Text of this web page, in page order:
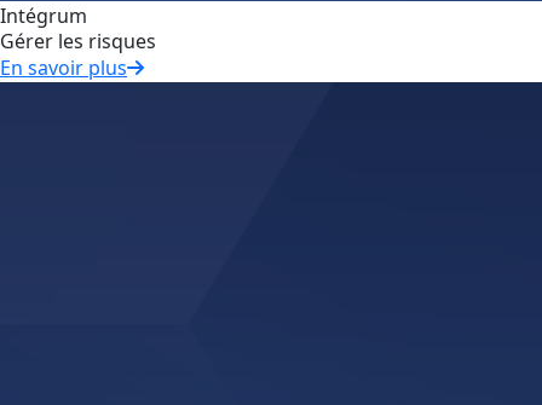
Intégrum
Gérer les risques
En savoir plus